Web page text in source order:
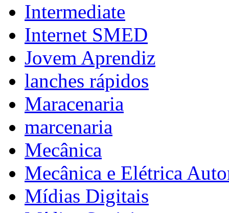
Intermediate
Internet SMED
Jovem Aprendiz
lanches rápidos
Maracenaria
marcenaria
Mecânica
Mecânica e Elétrica
Mídias Digitais